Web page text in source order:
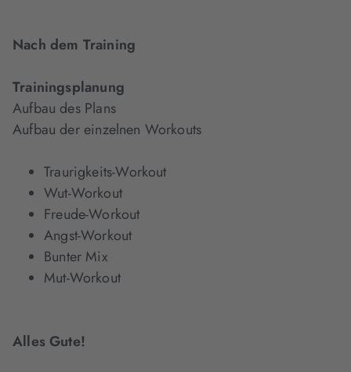
Nach dem Training
Trainingsplanung
Aufbau des Plans
Aufbau der einzelnen Workouts
Traurigkeits-Workout
Wut-Workout
Freude-Workout
Angst-Workout
Bunter Mix
Mut-Workout
Alles Gute!